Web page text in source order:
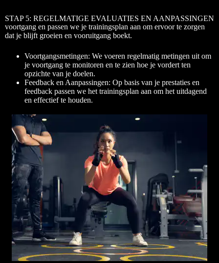
STAP 5: REGELMATIGE EVALUATIES EN AANPASSINGEN
voortgang en passen we je trainingsplan aan om ervoor te zorgen
dat je blijft groeien en vooruitgang boekt.
Voortgangsmetingen: We voeren regelmatig metingen uit om
je voortgang te monitoren en te zien hoe je vordert ten
opzichte van je doelen.
Feedback en Aanpassingen: Op basis van je prestaties en
feedback passen we het trainingsplan aan om het uitdagend
en effectief te houden.